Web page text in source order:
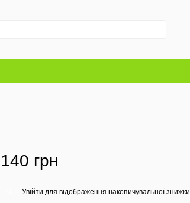
140 грн
Увійти для відображення накопичувальної знижки